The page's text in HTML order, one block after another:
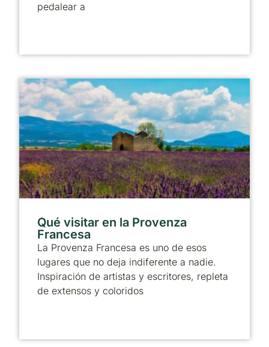
pedalear a
Qué visitar en la Provenza
Francesa
La Provenza Francesa es uno de esos
lugares que no deja indiferente a nadie.
Inspiración de artistas y escritores, repleta
de extensos y coloridos